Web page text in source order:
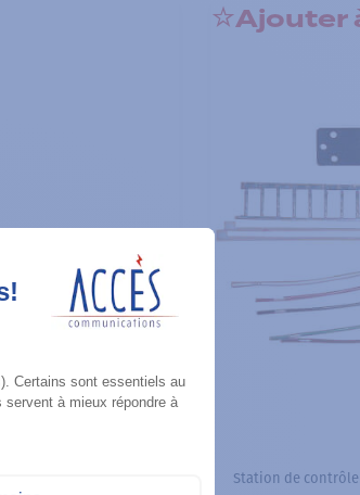
Ajouter
Station de contrôle